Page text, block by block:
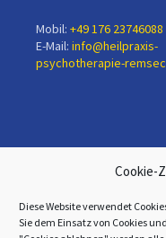
Cookie-
Diese Website verwendet
Sie dem Einsatz von Cookies
Mobil: +49 176 23746088
E-Mail: info@heilpraxis-
psychotherapie-
Informationen
Veranstaltungen